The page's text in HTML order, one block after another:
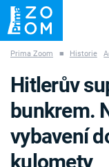
ZÁHADY
Prima Zoom ■ Historie
Hitlerův
bunkrem.
vybavení
kulomety